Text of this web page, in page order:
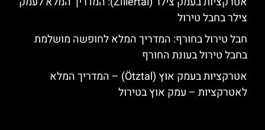
צילר בחבל טירול
חבל טירול בחורף: המדריך המלא לחופשה מושלמת
בחבל טירול בעונת החורף
אטרקציות בעמק אוץ (Ötztal) – המדריך המלא
לאטרקציות – עמק אוץ בטירול